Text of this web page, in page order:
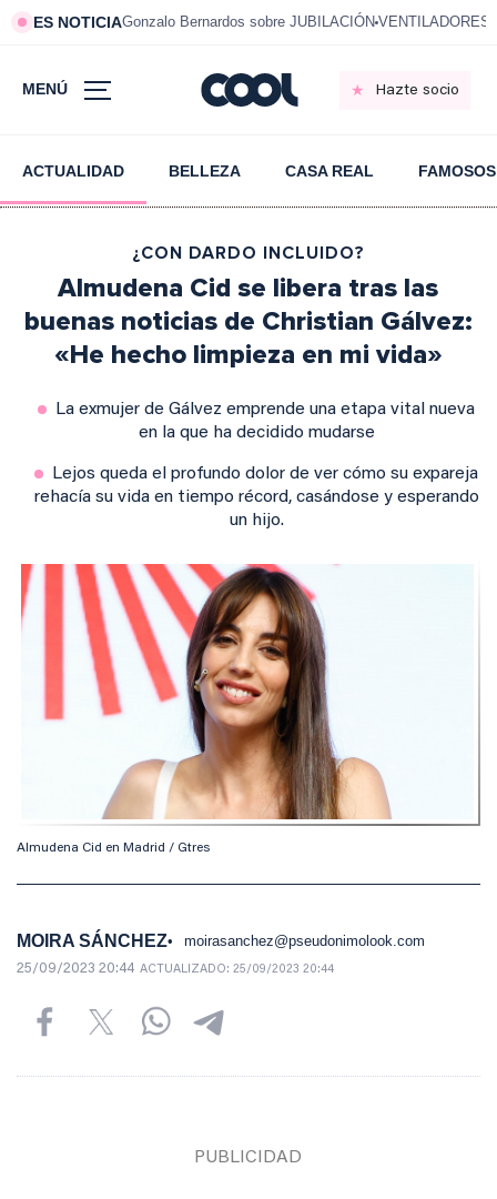
ES NOTICIAGonzalo Bernardos sobre JUBILACIÓN VENTILADORES
MENÚ Hazte socio
ACTUALIDAD BELLEZA CASA REAL FAMOSOS
¿CON DARDO INCLUIDO?
Almudena Cid se libera tras las
buenas noticias de Christian Gálvez:
«He hecho limpieza en mi vida»
La exmujer de Gálvez emprende una etapa vital nueva
en la que ha decidido mudarse
Lejos queda el profundo dolor de ver cómo su expareja
rehacía su vida en tiempo récord, casándose y esperando
un hijo.
Almudena Cid en Madrid / Gtres
MOIRA SÁNCHEZ moirasanchez@pseudonimolook.com
25/09/2023 20:44 ACTUALIZADO: 25/09/2023 20:44